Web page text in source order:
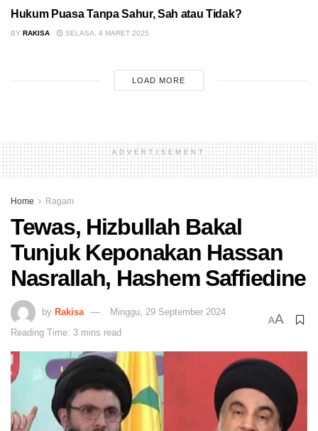
Hukum Puasa Tanpa Sahur, Sah atau Tidak?
BY RAKISA SELASA, 4 MARET 2025
LOAD MORE
ADVERTISEMENT
Home Ragam
Tewas, Hizbullah Bakal
Tunjuk Keponakan Hassan
Nasrallah, Hashem Saffiedine
by Rakisa
Minggu, 29 September 2024
Reading Time: 3 mins read
AA